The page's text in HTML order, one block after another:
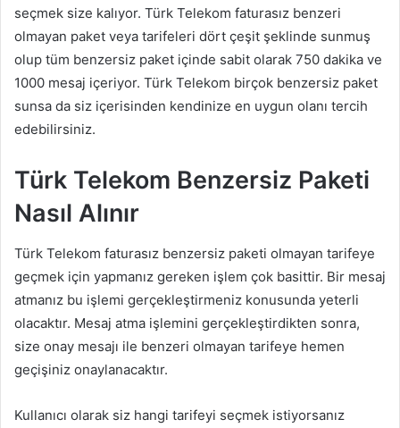
seçmek size kalıyor. Türk Telekom faturasız benzeri
olmayan paket veya tarifeleri dört çeşit şeklinde sunmuş
olup tüm benzersiz paket içinde sabit olarak 750 dakika ve
1000 mesaj içeriyor. Türk Telekom birçok benzersiz paket
sunsa da siz içerisinden kendinize en uygun olanı tercih
edebilirsiniz.
Türk Telekom Benzersiz Paketi
Nasıl Alınır
Türk Telekom faturasız benzersiz paketi olmayan tarifeye
geçmek için yapmanız gereken işlem çok basittir. Bir mesaj
atmanız bu işlemi gerçekleştirmeniz konusunda yeterli
olacaktır. Mesaj atma işlemini gerçekleştirdikten sonra,
size onay mesajı ile benzeri olmayan tarifeye hemen
geçişiniz onaylanacaktır.
Kullanıcı olarak siz hangi tarifeyi seçmek istiyorsanız